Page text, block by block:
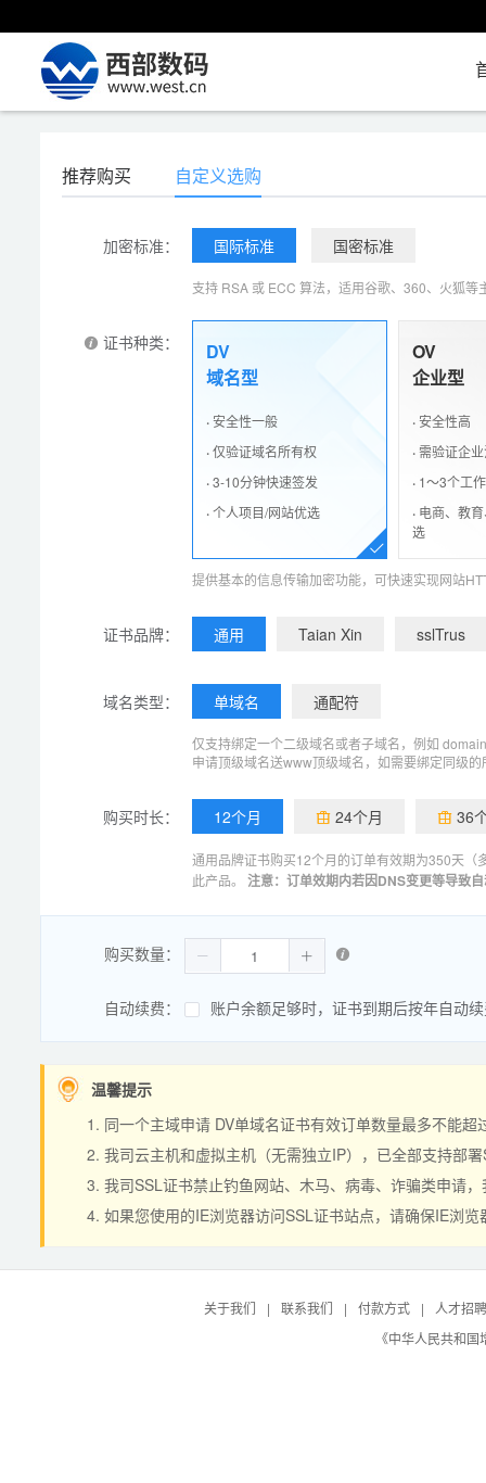
推荐购买 自定义选购
加密标准： 国际标准 国密标准
支持 RSA 或 ECC 算法，适用谷歌、360、火狐
证书种类：
DV
域名型
·安全性一般
·仅验证域名所有权
·3-10分钟快速签发
·个人项目/网站优选
OV
企业型
·安全性高
·需验证企业
·1～3个工
·电商、教育
选
提供基本的信息传输加密功能，可快速实现网站
证书品牌： 通用 Taian Xin sslTrus
域名类型： 单域名 通配符
仅支持绑定一个二级域名或者子域名，例如
申请顶级域名送www顶级域名，如需要绑定同级
购买时长： 12个月 24个月 36
通用品牌证书购买12个月的订单有效期为350天
此产品。 注意：订单效期内若因DNS变更等导致
购买数量：
自动续费： 账户余额足够时，证书到期后按年自动
温馨提示
同一个主域申请 DV单域名证书有效订单数量最多不能
我司云主机和虚拟主机（无需独立IP），已全部支持部
我司SSL证书禁止钓鱼网站、木马、病毒、诈骗类申请
如果您使用的IE浏览器访问SSL证书站点，请确保IE浏
关于我们 | 联系我们 | 付款方式 |
人才招聘
《中华人民共和